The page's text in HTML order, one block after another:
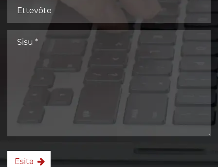
Esita